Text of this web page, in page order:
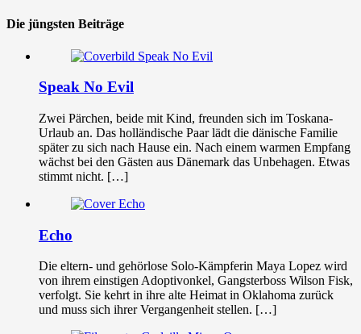
Die jüngsten Beiträge
Speak No Evil
Zwei Pärchen, beide mit Kind, freunden sich im Toskana-
Urlaub an. Das holländische Paar lädt die dänische Familie
später zu sich nach Hause ein. Nach einem warmen Empfang
wächst bei den Gästen aus Dänemark das Unbehagen. Etwas
stimmt nicht. […]
Echo
Die eltern- und gehörlose Solo-Kämpferin Maya Lopez wird
von ihrem einstigen Adoptivonkel, Gangsterboss Wilson Fisk,
verfolgt. Sie kehrt in ihre alte Heimat in Oklahoma zurück
und muss sich ihrer Vergangenheit stellen. […]